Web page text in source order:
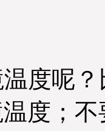
度呢？
度；